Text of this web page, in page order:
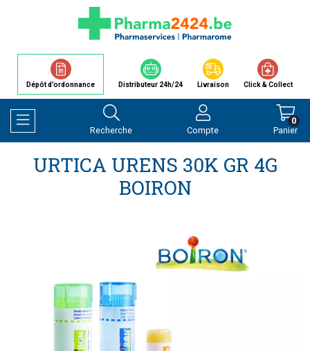
Dépôt d’ordonnance Distributeur 24h/24 Livraison Click & Collect
Afficher la navigation
Recherche Compte Panier
0
URTICA URENS 30K GR 4G
BOIRON